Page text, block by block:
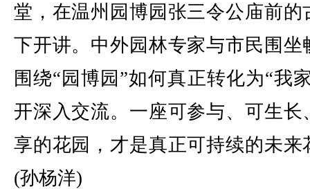
堂，在温州园博园张三令公庙前的
下开讲。中外园林专家与市民围坐
围绕“园博园”如何真正转化为“我
开深入交流。一座可参与、可生长
享的花园，才是真正可持续的未来
(孙杨洋)